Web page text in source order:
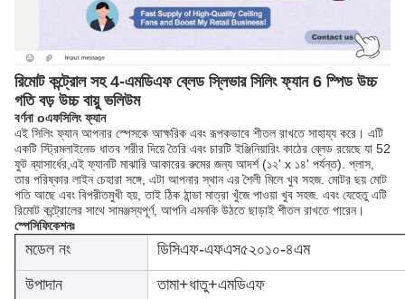
রিমোট কন্ট্রোল সহ 4-এমডিএফ ব্লেড স্লিভার সিলিং ফ্যান 6 স্পিড উচ্চ
গতি বড় উচ্চ বায়ু ভলিউম
বর্ণনা oএফসিলিং ফ্যান
এই সিলিং ফ্যান আপনার স্পেসকে আক্ষরিক এবং রূপকভাবে শীতল রাখতে সাহায্য করে। এটি
একটি স্ট্রিমলাইনেড ধাতব শরীর দিয়ে তৈরি এবং চারটি ইঞ্জিনিয়ারিং কাঠের ব্লেড রয়েছে যা 52
ফুট ব্যাসার্ধের,এই ফ্যানটি মাঝারি আকারের রুমের জন্য আদর্শ (১২' x ১৪' পর্যন্ত). প্লাস,
তার পরিষ্কার লাইন চেহারা সঙ্গে, এটা আপনার স্থান এর শৈলী মিলে খুব সহজ. মোটর ছয় মোট
গতি আছে এবং বিপরীতমুখী হয়, তাই ঠিক ঠান্ডা মাত্রা খুঁজে পাওয়া খুব সহজ. এবং যেহেতু এটি
রিমোট কন্ট্রোলের সাথে সামঞ্জস্যপূর্ণ, আপনি এমনকি উঠতে ছাড়াই শীতল রাখতে পারেন।
স্পেসিফিকেশনঃ
মডেল নং
ডিসিএফ-এফএস৫২০১০-৪এম
উপাদান
তামা+ধাতু+এমডিএফ